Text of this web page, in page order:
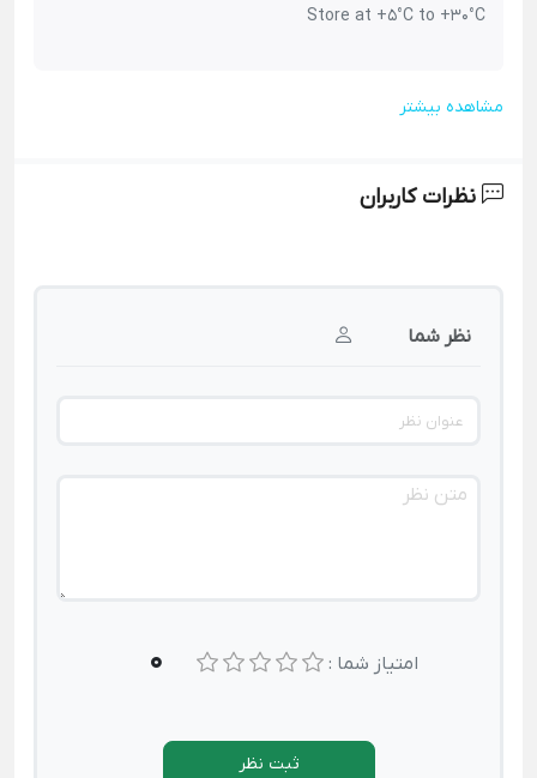
Store at +5°C to +30°C
مشاهده بیشتر
نظرات کاربران
نظر شما
امتیاز شما : 0
ثبت نظر